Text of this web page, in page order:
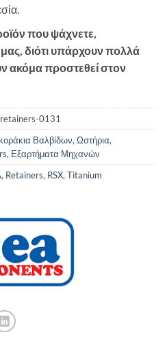
που ψάχνετε,
διότι υπάρχουν πολλά
ακόμα προστεθεί στον
0131
Βαλβίδων, Ωστήρια,
, Εξαρτήματα Μηχανών
, Retainers, RSX, Titanium